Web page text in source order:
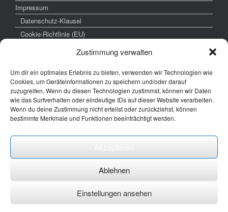
Zustimmung verwalten
Um dir ein optimales Erlebnis zu bieten, verwenden wir Technologien wie
Cookies, um Geräteinformationen zu speichern und/oder darauf
zuzugreifen. Wenn du diesen Technologien zustimmst, können wir Daten
wie das Surfverhalten oder eindeutige IDs auf dieser Website verarbeiten.
Wenn du deine Zustimmung nicht erteilst oder zurückziehst, können
bestimmte Merkmale und Funktionen beeinträchtigt werden.
Ablehnen
Einstellungen ansehen
Impressum
Datenschutz-Klausel
Cookie-Richtlinie (EU)
weitere interessante Links
www.hochzeitsfoto-tk.de
www.fotografie-kraemer.de
E-Mail: thomas ( @) thomas-kraemer-fotografie.de
Ein Theme vonSiteOrigin